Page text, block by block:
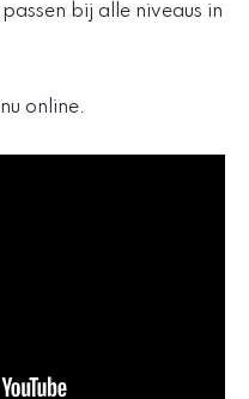
bij alle niveaus in
online.